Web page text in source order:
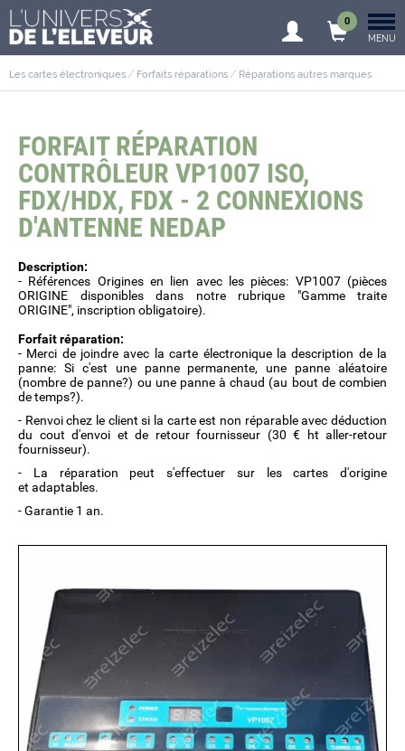
0
MENU
Les cartes électroniques Forfaits réparations Réparations autres marques
FORFAIT RÉPARATION
CONTRÔLEUR VP1007 ISO,
FDX/HDX, FDX - 2 CONNEXIONS
D'ANTENNE NEDAP
Description:
- Références Origines en lien avec les pièces: VP1007 (pièces
ORIGINE disponibles dans notre rubrique "Gamme traite
ORIGINE", inscription obligatoire).
Forfait réparation:
- Merci de joindre avec la carte électronique la description de la
panne: Si c'est une panne permanente, une panne aléatoire
(nombre de panne?) ou une panne à chaud (au bout de combien
de temps?).
- Renvoi chez le client si la carte est non réparable avec déduction
du cout d'envoi et de retour fournisseur (30 € ht aller-retour
fournisseur).
- La réparation peut s'effectuer sur les cartes d'origine
et adaptables.
- Garantie 1 an.